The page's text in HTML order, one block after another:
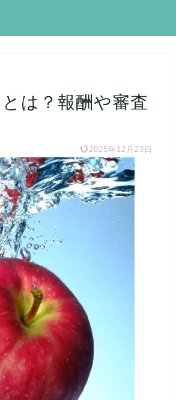
は？報酬や審査
2025年12月23日